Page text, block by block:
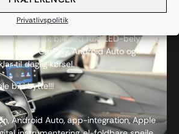
Privatlivspolitik
Active Limited 75HK 5d
med kun 42.000 km på tælleren. En
bil med fuld LED-belysning,
Apple CarPlay, Android Auto og
til daglig kørsel.
bil i bytte!!!
Android Auto, app-integration, Apple